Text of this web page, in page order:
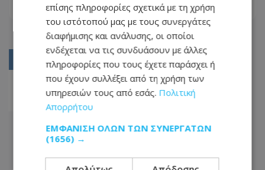
ΔΙΑΒΆΣΤΕ ΠΕΡΙΣΣΌΤΕΡΑ
02
επίσης πληροφορίες σχετικά με τη χρήση
του ιστότοπού μας με τους συνεργάτες
διαφήμισης και ανάλυσης, οι οποίοι
ενδέχεται να τις συνδυάσουν με άλλες
πληροφορίες που τους έχετε παράσχει ή
που έχουν συλλέξει από τη χρήση των
υπηρεσιών τους από εσάς. Πολιτική
Απορρήτου
ΕΜΦΆΝΙΣΗ ΌΛΩΝ ΤΩΝ ΣΥΝΕΡΓΑΤΏΝ
(1656) →